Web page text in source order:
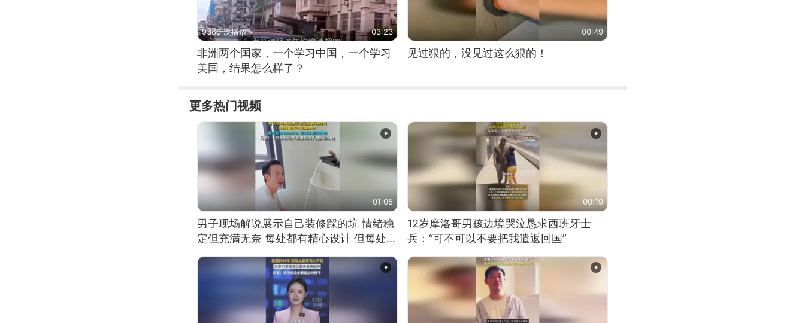
9380 次播放 03:23
非洲两个国家，一个学习中国，一个学习
美国，结果怎么样了？
00:49
见过狠的，没见过这么狠的！
更多热门视频
01:05
男子现场解说展示自己装修踩的坑 情绪稳
定但充满无奈 每处都有精心设计 但每处都
00:19
12岁摩洛哥男孩边境哭泣恳求西班牙士
兵：“可不可以不要把我遣返回国”